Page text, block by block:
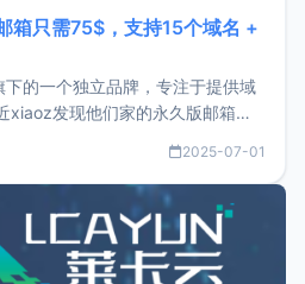
箱只需75$，支持15个域名 +
的一个独立品牌，专注于提供域
xiaoz发现他们家的永久版邮箱服
试一下 NameCrane。注册
支持直接注册，必须要购买
2025-07-01